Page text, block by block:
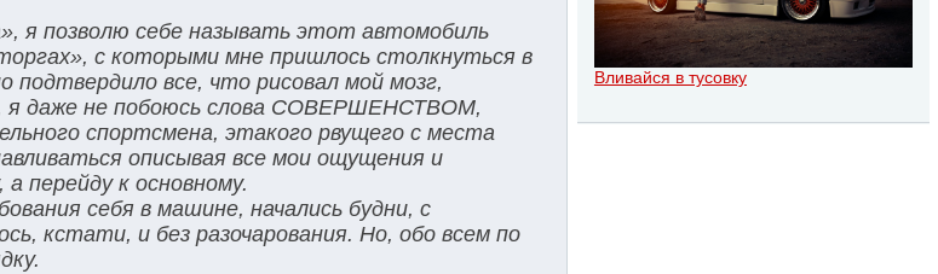
Вливайся в тусовку
я позволю себе называть этот автомобиль
с которыми мне пришлось столкнуться в
подтвердило все, что рисовал мой мозг,
я даже не побоюсь слова СОВЕРШЕНСТВОМ,
спортсмена, этакого рвущего с места
описывая все мои ощущения и
перейду к основному.
себя в машине, начались будни, с
кстати, и без разочарования. Но, обо всем по